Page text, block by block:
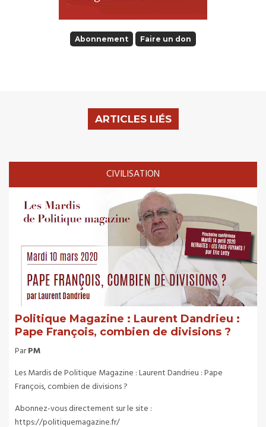
Abonnement Faire un don
ARTICLES LIÉS
CIVILISATION
Politique Magazine : Laurent Dandrieu :
Pape François, combien de divisions ?
ParPM
Les Mardis de Politique Magazine : Laurent Dandrieu : Pape
François, combien de divisions ?
Abonnez-vous directement sur le site :
https://politiquemagazine.fr/